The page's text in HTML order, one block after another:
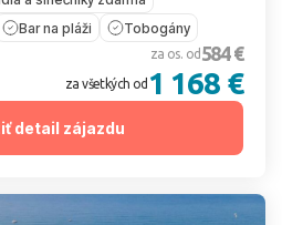
Bar na pláži Tobogány
za os. od 584 €
za všetkých od 1 168 €
detail zájazdu